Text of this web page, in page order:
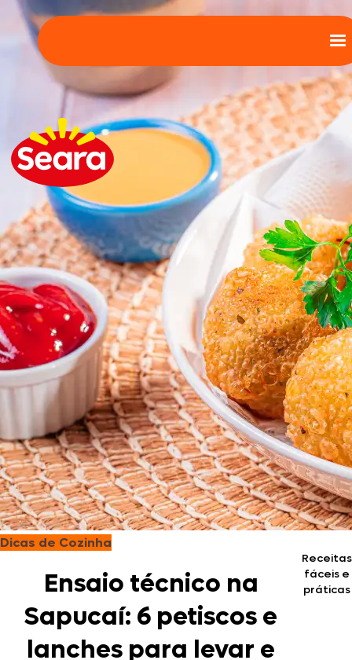
Dicas de Cozinha
Ensaio técnico na
Sapucaí: 6 petiscos e
lanches para levar e
Receitas
fáceis e
práticas